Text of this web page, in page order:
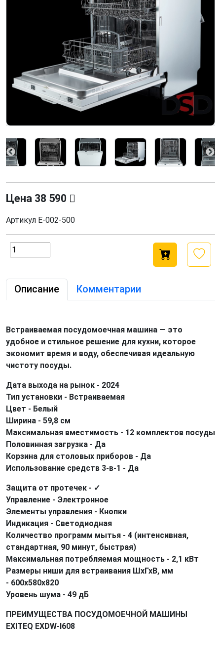
Цена 38 590
Артикул Е-002-500
Описание Комментарии
Встраиваемая посудомоечная машина — это
удобное и стильное решение для кухни, которое
экономит время и воду, обеспечивая идеальную
чистоту посуды.
Дата выхода на рынок - 2024
Тип установки - Встраиваемая
Цвет - Белый
Ширина - 59,8 см
Максимальная вместимость - 12 комплектов посуды
Половинная загрузка - Да
Корзина для столовых приборов - Да
Использование средств 3-в-1 - Да
Защита от протечек - ✓
Управление - Электронное
Элементы управления - Кнопки
Индикация - Светодиодная
Количество программ мытья - 4 (интенсивная,
стандартная, 90 минут, быстрая)
Максимальная потребляемая мощность - 2,1 кВт
Размеры ниши для встраивания ШхГхВ, мм
- 600х580х820
Уровень шума - 49 дБ
ПРЕИМУЩЕСТВА ПОСУДОМОЕЧНОЙ МАШИНЫ
EXITEQ EXDW-I608